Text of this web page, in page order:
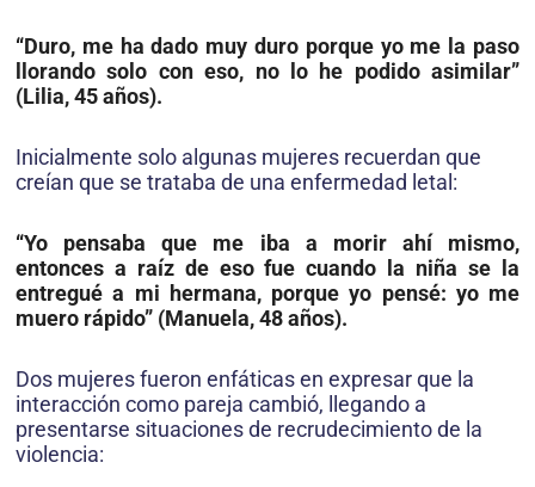
“Duro, me ha dado muy duro porque yo me la paso
llorando solo con eso, no lo he podido asimilar”
(Lilia, 45 años).
Inicialmente solo algunas mujeres recuerdan que
creían que se trataba de una enfermedad letal:
“Yo pensaba que me iba a morir ahí mismo,
entonces a raíz de eso fue cuando la niña se la
entregué a mi hermana, porque yo pensé: yo me
muero rápido” (Manuela, 48 años).
Dos mujeres fueron enfáticas en expresar que la
interacción como pareja cambió, llegando a
presentarse situaciones de recrudecimiento de la
violencia: